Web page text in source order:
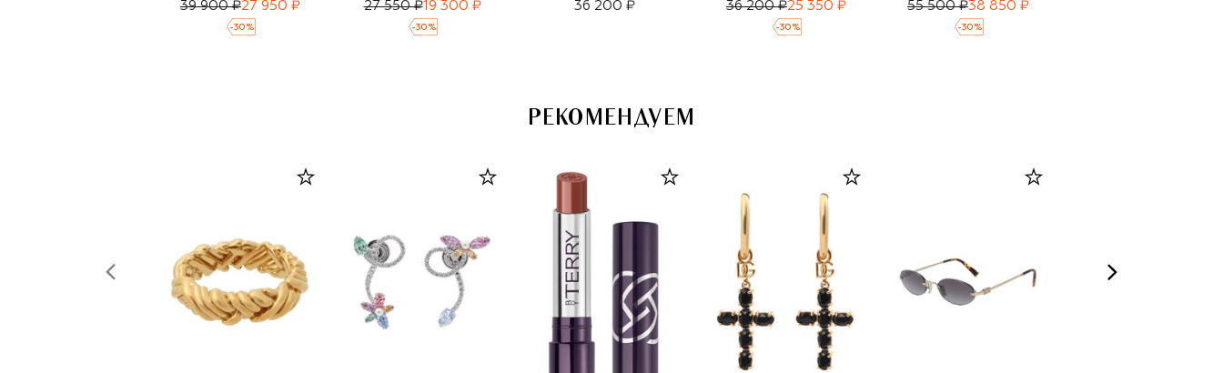
39 900 ₽27 950 ₽
-30 %
27 550 ₽19 300 ₽
-30 %
36 200 ₽ 36 200 ₽25 350 ₽
-30 %
55 500 ₽38 850 ₽
-30 %
РЕКОМЕНДУЕМ